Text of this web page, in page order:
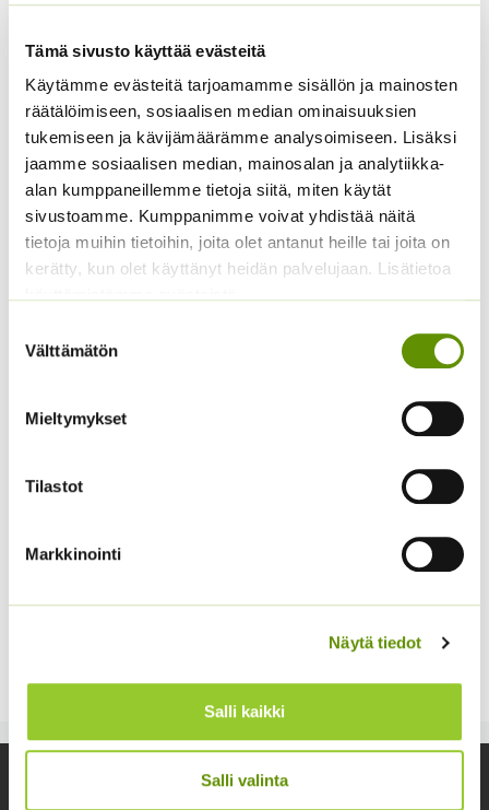
Tämä sivusto käyttää evästeitä
Käytämme evästeitä tarjoamamme sisällön ja mainosten
räätälöimiseen, sosiaalisen median ominaisuuksien
tukemiseen ja kävijämäärämme analysoimiseen. Lisäksi
jaamme sosiaalisen median, mainosalan ja analytiikka-
alan kumppaneillemme tietoja siitä, miten käytät
sivustoamme. Kumppanimme voivat yhdistää näitä
tietoja muihin tietoihin, joita olet antanut heille tai joita on
kerätty, kun olet käyttänyt heidän palvelujaan. Lisätietoa
valinta
Välttämätön
Mieltymykset
Tilastot
Markkinointi
Näytä tiedot
Salli kaikki
Salli valinta
sekoitus (noin 100 s.)
3,90 € Sisältää arvonlisäveron
Hämähäkkikukka
2,70€
Koristekurpitsa Con
Tours Native
Teddy Bear